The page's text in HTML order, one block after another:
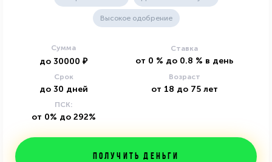
Высокое одобрение
Сумма
до 30000 ₽
Ставка
от 0 % до 0.8 % в день
Срок
до 30 дней
Возраст
от 18 до 75 лет
ПСК:
от 0% до 292%
Получить деньги